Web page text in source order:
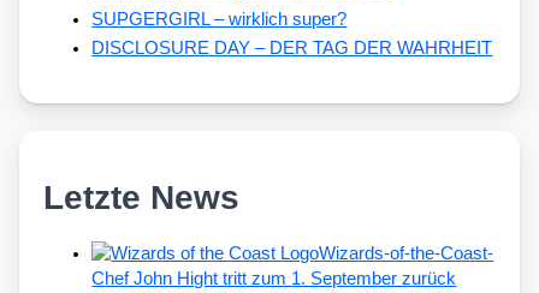
SUPGERGIRL – wirklich super?
DISCLOSURE DAY – DER TAG DER WAHRHEIT
Letzte News
Wizards-of-the-Coast-
Chef John Hight tritt zum 1. September zurück